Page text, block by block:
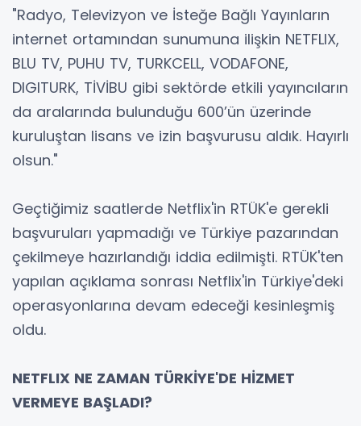
"Radyo, Televizyon ve İsteğe Bağlı Yayınların
internet ortamından sunumuna ilişkin NETFLIX,
BLU TV, PUHU TV, TURKCELL, VODAFONE,
DIGITURK, TİVİBU gibi sektörde etkili yayıncıların
da aralarında bulunduğu 600’ün üzerinde
kuruluştan lisans ve izin başvurusu aldık. Hayırlı
olsun."
Geçtiğimiz saatlerde Netflix'in RTÜK'e gerekli
başvuruları yapmadığı ve Türkiye pazarından
çekilmeye hazırlandığı iddia edilmişti. RTÜK'ten
yapılan açıklama sonrası Netflix'in Türkiye'deki
operasyonlarına devam edeceği kesinleşmiş
oldu.
NETFLIX NE ZAMAN TÜRKİYE'DE HİZMET
VERMEYE BAŞLADI?